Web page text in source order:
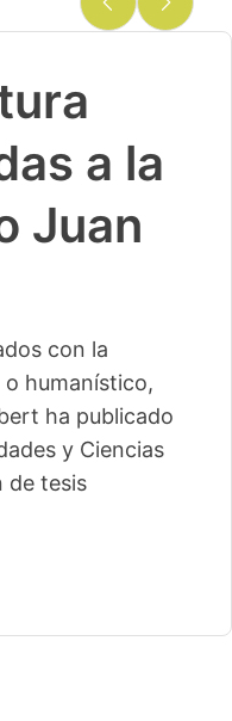
a la
Juan
con la
humanístico,
ha publicado
y Ciencias
de tesis